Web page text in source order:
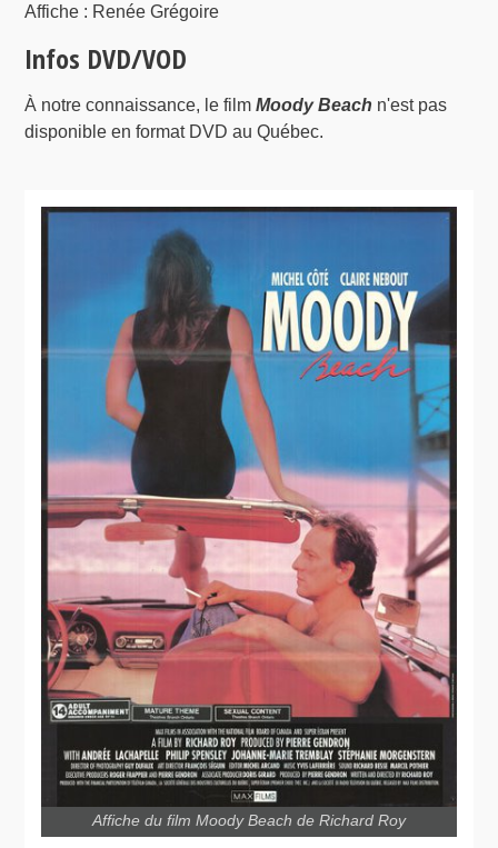
Affiche : Renée Grégoire
Infos DVD/VOD
À notre connaissance, le filmMoody Beach n'est pas
disponible en format DVD au Québec.
Affiche du film Moody Beach de Richard Roy